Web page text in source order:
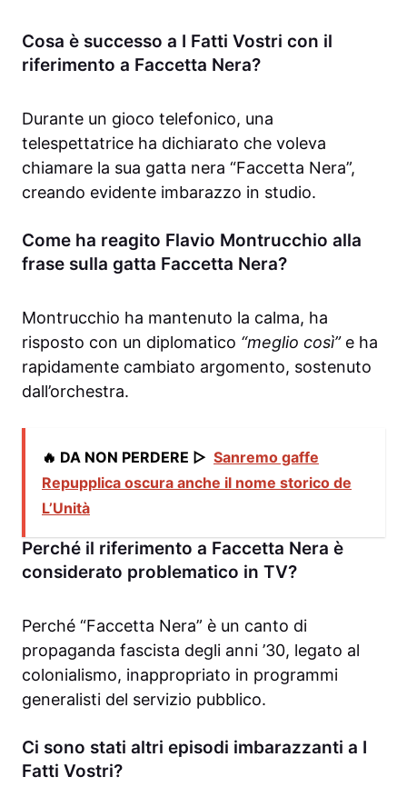
Cosa è successo a I Fatti Vostri con il
riferimento a Faccetta Nera?
Durante un gioco telefonico, una
telespettatrice ha dichiarato che voleva
chiamare la sua gatta nera “Faccetta Nera”,
creando evidente imbarazzo in studio.
Come ha reagito Flavio Montrucchio alla
frase sulla gatta Faccetta Nera?
Montrucchio ha mantenuto la calma, ha
risposto con un diplomatico “meglio così”e ha
rapidamente cambiato argomento, sostenuto
dall’orchestra.
🔥 DA NON PERDERE ▷ Sanremo gaffe
Repupplica oscura anche il nome storico de
L’Unità
Perché il riferimento a Faccetta Nera è
considerato problematico in TV?
Perché “Faccetta Nera” è un canto di
propaganda fascista degli anni ’30, legato al
colonialismo, inappropriato in programmi
generalisti del servizio pubblico.
Ci sono stati altri episodi imbarazzanti a I
Fatti Vostri?